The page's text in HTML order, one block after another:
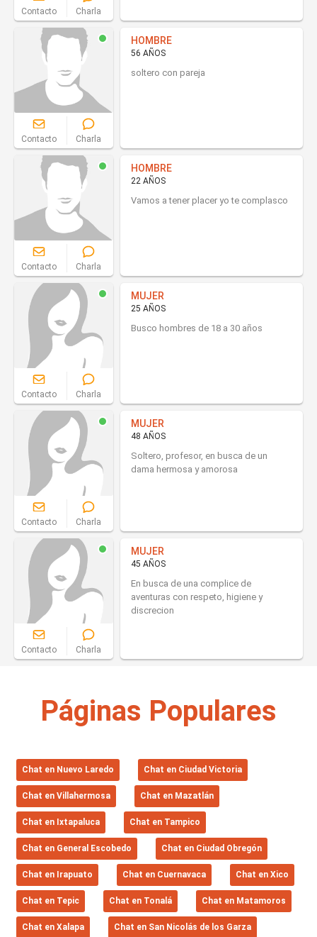
Contacto Charla
Contacto Charla
HOMBRE
56 AÑOS
soltero con pareja
Contacto Charla
HOMBRE
22 AÑOS
Vamos a tener placer yo te complasco
Contacto Charla
MUJER
25 AÑOS
Busco hombres de 18 a 30 años
Contacto Charla
MUJER
48 AÑOS
Soltero, profesor, en busca de un
dama hermosa y amorosa
Contacto Charla
MUJER
45 AÑOS
En busca de una complice de
aventuras con respeto, higiene y
discrecion
Páginas Populares
Chat en Nuevo Laredo Chat en Ciudad Victoria
Chat en Villahermosa Chat en Mazatlán
Chat en Ixtapaluca Chat en Tampico
Chat en General Escobedo Chat en Ciudad Obregón
Chat en Irapuato Chat en Cuernavaca Chat en Xico
Chat en Tepic Chat en Tonalá Chat en Matamoros
Chat en Xalapa Chat en San Nicolás de los Garza